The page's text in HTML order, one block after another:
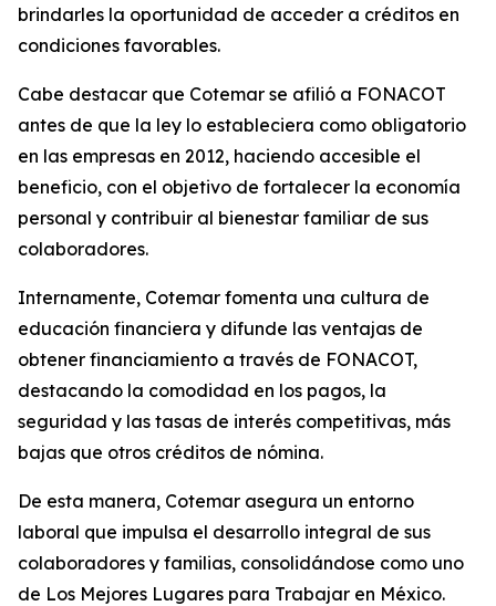
brindarles la oportunidad de acceder a créditos en
condiciones favorables.
Cabe destacar que Cotemar se afilió a FONACOT
antes de que la ley lo estableciera como obligatorio
en las empresas en 2012, haciendo accesible el
beneficio, con el objetivo de fortalecer la economía
personal y contribuir al bienestar familiar de sus
colaboradores.
Internamente, Cotemar fomenta una cultura de
educación financiera y difunde las ventajas de
obtener financiamiento a través de FONACOT,
destacando la comodidad en los pagos, la
seguridad y las tasas de interés competitivas, más
bajas que otros créditos de nómina.
De esta manera, Cotemar asegura un entorno
laboral que impulsa el desarrollo integral de sus
colaboradores y familias, consolidándose como uno
de Los Mejores Lugares para Trabajar en México.